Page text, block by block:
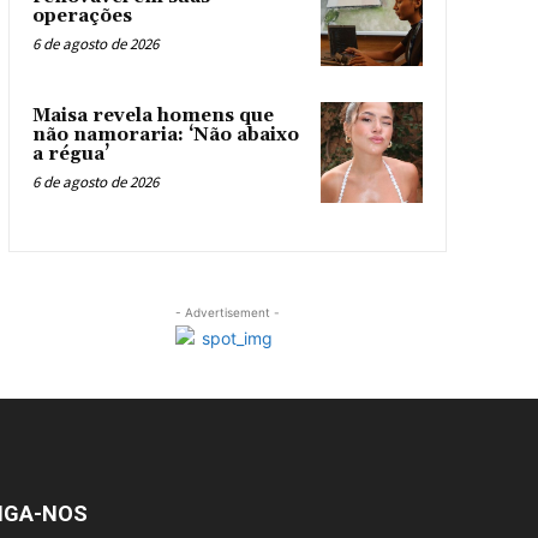
operações
6 de agosto de 2026
Maisa revela homens que
não namoraria: ‘Não abaixo
a régua’
6 de agosto de 2026
- Advertisement -
NOS